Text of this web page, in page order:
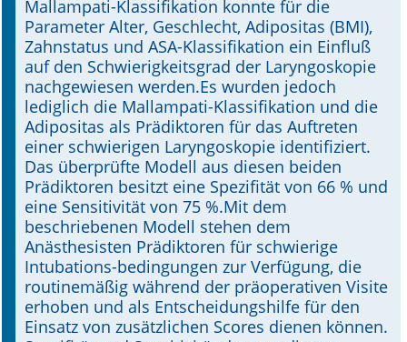
Mallampati-Klassifikation konnte für die
Parameter Alter, Geschlecht, Adipositas (BMI),
Zahnstatus und ASA-Klassifikation ein Einfluß
auf den Schwierigkeitsgrad der Laryngoskopie
nachgewiesen werden.Es wurden jedoch
lediglich die Mallampati-Klassifikation und die
Adipositas als Prädiktoren für das Auftreten
einer schwierigen Laryngoskopie identifiziert.
Das überprüfte Modell aus diesen beiden
Prädiktoren besitzt eine Spezifität von 66 % und
eine Sensitivität von 75 %.Mit dem
beschriebenen Modell stehen dem
Anästhesisten Prädiktoren für schwierige
Intubations-bedingungen zur Verfügung, die
routinemäßig während der präoperativen Visite
erhoben und als Entscheidungshilfe für den
Einsatz von zusätzlichen Scores dienen können.